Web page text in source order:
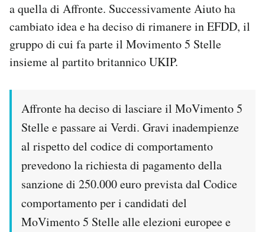
a quella di Affronte. Successivamente Aiuto ha
cambiato idea e ha deciso di rimanere in EFDD, il
gruppo di cui fa parte il Movimento 5 Stelle
insieme al partito britannico UKIP.
Affronte ha deciso di lasciare il MoVimento 5
Stelle e passare ai Verdi. Gravi inadempienze
al rispetto del codice di comportamento
prevedono la richiesta di pagamento della
sanzione di 250.000 euro prevista dal Codice
comportamento per i candidati del
MoVimento 5 Stelle alle elezioni europee e